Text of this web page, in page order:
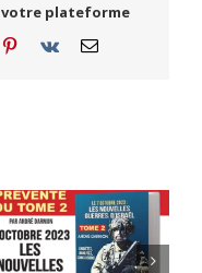
votre plateforme
Pinterest
Vk Email
TRIBUNE LIBRE
ORMOUZ : LE PLAN